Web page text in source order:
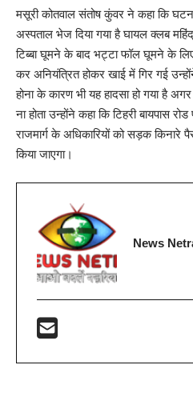
मसूरी कोतवाल संतोष कुंवर ने कहा कि
अस्पताल भेज दिया गया है घायल क्लब
टिब्बा घूमने के बाद भट्टा फॉल घूमने के
कर अनियंत्रित होकर खाई में गिर गई
होना के कारण भी यह हादसा हो गया है
ना होता उन्होंने कहा कि टिहरी बायपास
राजमार्ग के अधिकारियों को सड़क किनारे
किया जाएगा।
News